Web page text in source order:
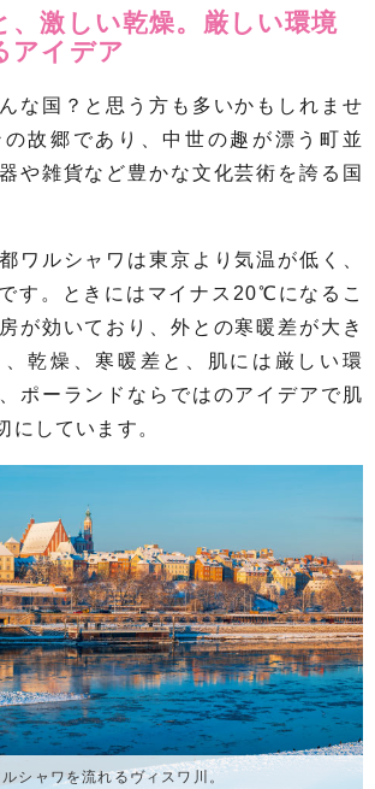
、激しい乾燥。厳しい環境
アイデア
な国？と思う方も多いかもしれませ
故郷であり、中世の趣が漂う町並
や雑貨など豊かな文化芸術を誇る国
ワルシャワは東京より気温が低く、
す。ときにはマイナス20℃になるこ
が効いており、外との寒暖差が大き
乾燥、寒暖差と、肌には厳しい環
ポーランドならではのアイデアで肌
にしています。
ルシャワを流れるヴィスワ川。